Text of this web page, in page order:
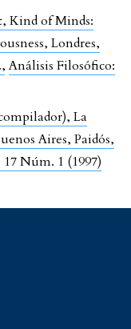
Kind of Minds:
Londres,
,Análisis Filosófico:
La
Aires, Paidós,
Núm. 1 (1997)